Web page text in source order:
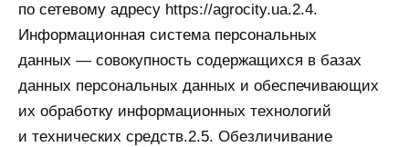
по сетевому адресу https://agrocity.ua.2.4.
Информационная система персональных
данных — совокупность содержащихся в базах
данных персональных данных и обеспечивающих
их обработку информационных технологий
и технических средств.2.5. Обезличивание